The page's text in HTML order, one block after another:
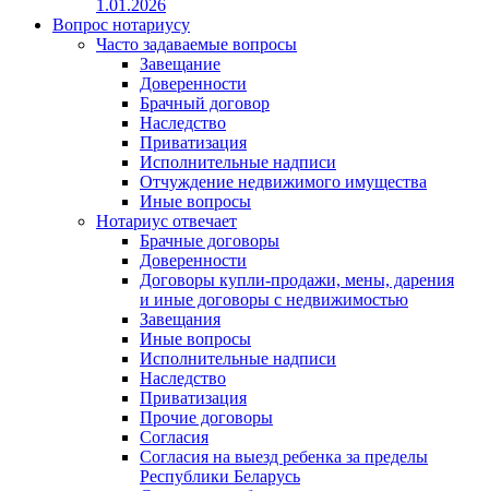
1.01.2026
Вопрос нотариусу
Часто задаваемые вопросы
Завещание
Доверенности
Брачный договор
Наследство
Приватизация
Исполнительные надписи
Отчуждение недвижимого имущества
Иные вопросы
Нотариус отвечает
Брачные договоры
Доверенности
Договоры купли-продажи, мены, дарения
и иные договоры с недвижимостью
Завещания
Иные вопросы
Исполнительные надписи
Наследство
Приватизация
Прочие договоры
Согласия
Согласия на выезд ребенка за пределы
Республики Беларусь